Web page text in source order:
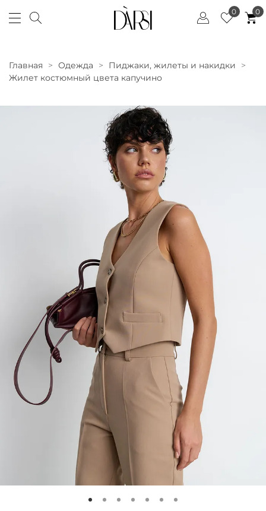
0 0
Главная Одежда
Пиджаки, жилеты и накидки
Жилет костюмный цвета капучино